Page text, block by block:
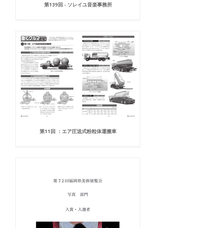
第139回 - ソレイユ音楽事務所
第11回 ：エア圧送式粉粒体運搬車